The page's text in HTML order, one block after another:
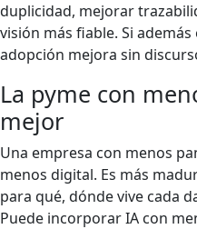
duplicidad, mejorar
visión más fiable. Si
adopción mejora sin
La pyme con
mejor
Una empresa con menos
menos digital. Es más
para qué, dónde vive cada
Puede incorporar IA con